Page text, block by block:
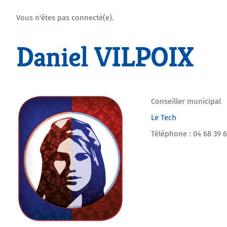
Vous n'êtes pas connecté(e).
Daniel VILPOIX
Conseiller municipal
Le Tech
Téléphone : 04 68 39